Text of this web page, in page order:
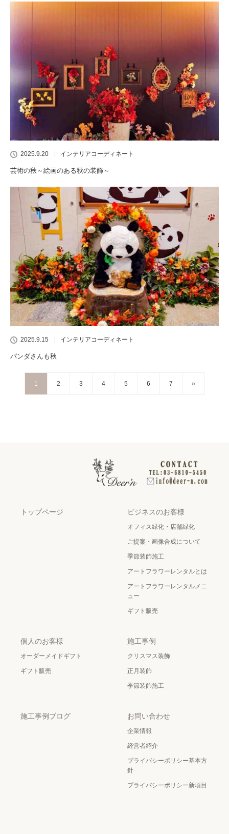
2025.9.20 インテリアコーディネート
芸術の秋～絵画のある秋の装飾～
2025.9.15 インテリアコーディネート
パンダさんも秋
1 2 3 4 5 6 7 »
トップページ ビジネスのお客様
オフィス緑化・店舗緑化
ご提案・画像合成について
季節装飾施工
アートフラワーレンタルとは
アートフラワーレンタルメニ
ュー
ギフト販売
個人のお客様
オーダーメイドギフト
ギフト販売
施工事例
クリスマス装飾
正月装飾
季節装飾施工
施工事例ブログ お問い合わせ
企業情報
経営者紹介
プライバシーポリシー基本方
針
プライバシーポリシー新項目